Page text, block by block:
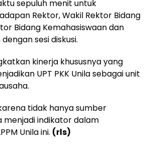
sepuluh menit untuk
Rektor, Wakil Rektor Bidang
Bidang Kemahasiswaan dan
sesi diskusi.
kinerja khususnya yang
UPT PKK Unila sebagai unit
tidak hanya sumber
menjadi indikator dalam
Unila ini. (rls)